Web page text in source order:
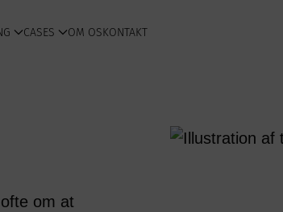
CASES OM OSKONTAKT
om at